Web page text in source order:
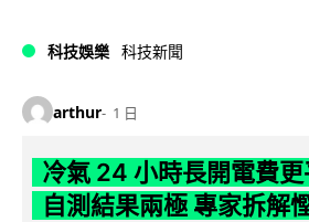
科技娛樂 科技新聞
arthur 1 日
冷氣 24 小時長開電費
自測結果兩極 專家拆解